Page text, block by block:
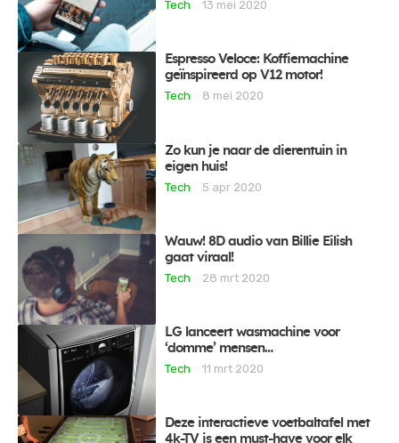
Tech
13 mei 2020
Espresso Veloce: Koffiemachine
geïnspireerd op V12 motor!
Tech
8 mei 2020
Zo kun je naar de dierentuin in
eigen huis!
Tech
5 apr 2020
Wauw! 8D audio van Billie Eilish
gaat viraal!
Tech
28 mrt 2020
LG lanceert wasmachine voor
‘domme’ mensen…
Tech
11 mrt 2020
Deze interactieve voetbaltafel met
4k-TV is een must-have voor elk